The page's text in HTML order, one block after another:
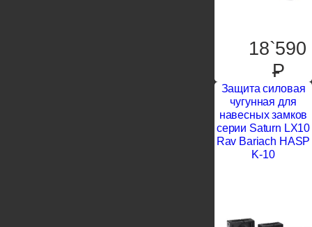
18`590
P
Защита силовая
чугунная для
навесных замков
серии Saturn LX10
Rav Bariach HASP
K-10